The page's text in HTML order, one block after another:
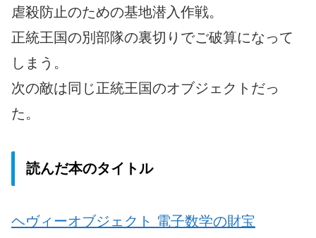
虐殺防止のための基地潜入作戦。
正統王国の別部隊の裏切りでご破算になって
しまう。
次の敵は同じ正統王国のオブジェクトだっ
た。
読んだ本のタイトル
ヘヴィーオブジェクト 電子数学の財宝